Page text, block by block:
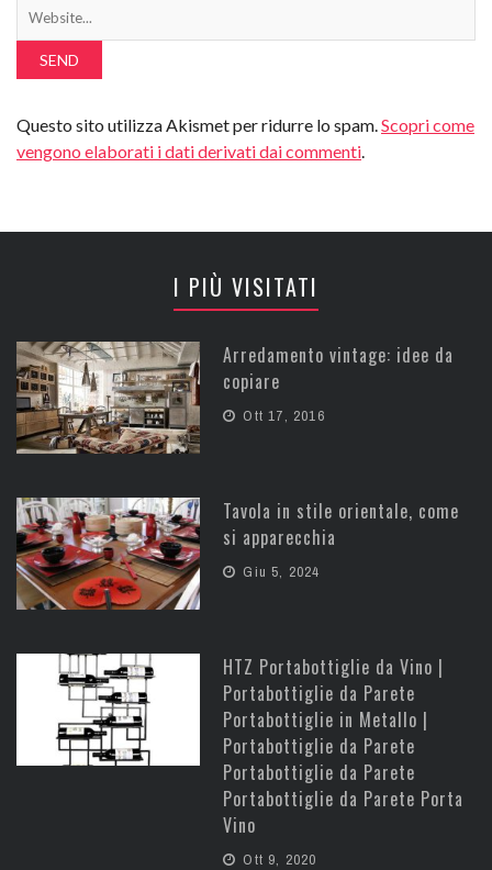
Questo sito utilizza Akismet per ridurre lo spam.Scopri come
vengono elaborati i dati derivati dai commenti.
I PIÙ VISITATI
Arredamento vintage: idee da
copiare
Ott 17, 2016
Tavola in stile orientale, come
si apparecchia
Giu 5, 2024
HTZ Portabottiglie da Vino |
Portabottiglie da Parete
Portabottiglie in Metallo |
Portabottiglie da Parete
Portabottiglie da Parete
Portabottiglie da Parete Porta
Vino
Ott 9, 2020